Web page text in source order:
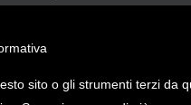
R.E.A. Milano nr.
sito o gli strumenti terzi da